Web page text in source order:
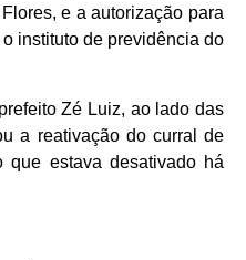
e a autorização para
instituto de previdência do
Zé Luiz, ao lado das
a reativação do curral de
que estava desativado há